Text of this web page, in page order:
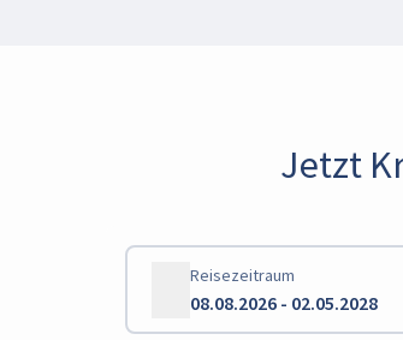
Jetzt
Reisezeitraum
08.08.2026 - 02.05.2028